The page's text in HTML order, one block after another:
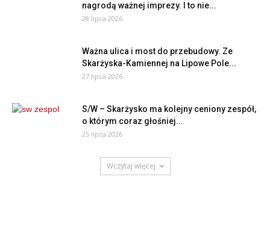
nagrodą ważnej imprezy. I to nie...
28 lipca 2026
Ważna ulica i most do przebudowy. Ze
Skarżyska-Kamiennej na Lipowe Pole...
27 lipca 2026
S/W – Skarżysko ma kolejny ceniony zespół,
o którym coraz głośniej...
25 lipca 2026
Wczytaj więcej